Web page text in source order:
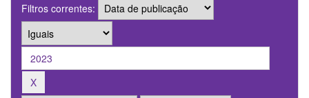
Filtros correntes: